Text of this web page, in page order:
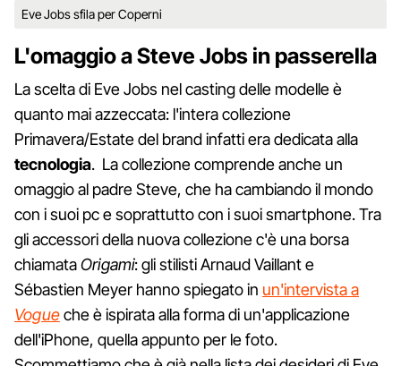
Eve Jobs sfila per Coperni
L'omaggio a Steve Jobs in passerella
La scelta di Eve Jobs nel casting delle modelle è
quanto mai azzeccata: l'intera collezione
Primavera/Estate del brand infatti era dedicata alla
tecnologia. La collezione comprende anche un
omaggio al padre Steve, che ha cambiando il mondo
con i suoi pc e soprattutto con i suoi smartphone. Tra
gli accessori della nuova collezione c'è una borsa
chiamataOrigami: gli stilisti Arnaud Vaillant e
Sébastien Meyer hanno spiegato in un'intervista a
Vogueche è ispirata alla forma di un'applicazione
dell'iPhone, quella appunto per le foto.